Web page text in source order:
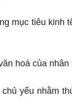
mục tiêu kinh
hoá của nhân
yếu nhằm